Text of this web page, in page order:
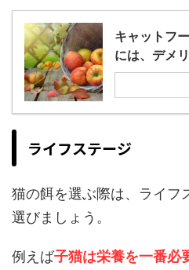
キャットフ
には、デメ
ライフステージ
猫の餌を選ぶ際は、ライフ
選びましょう。
例えば子猫は栄養を一番必